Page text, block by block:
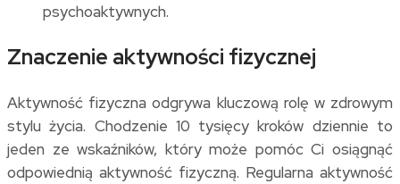
psychoaktywnych.
Znaczenie aktywności fizycznej
Aktywność fizyczna odgrywa kluczową rolę w zdrowym
stylu życia. Chodzenie 10 tysięcy kroków dziennie to
jeden ze wskaźników, który może pomóc Ci osiągnąć
odpowiednią aktywność fizyczną. Regularna aktywność